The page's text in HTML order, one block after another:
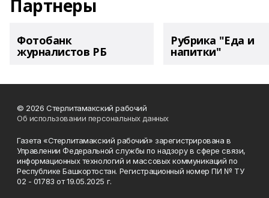
Партнеры
Фотобанк
журналистов РБ
Рубрика "Еда и
напитки"
© 2026 Стерлитамакский рабочий
Об использовании персональных данных
Газета «Стерлитамакский рабочий» зарегистрирована в
Управлении Федеральной службы по надзору в сфере связи,
информационных технологий и массовых коммуникаций по
Республике Башкортостан. Регистрационный номер ПИ № ТУ
02 - 01783 от 19.05.2025 г.